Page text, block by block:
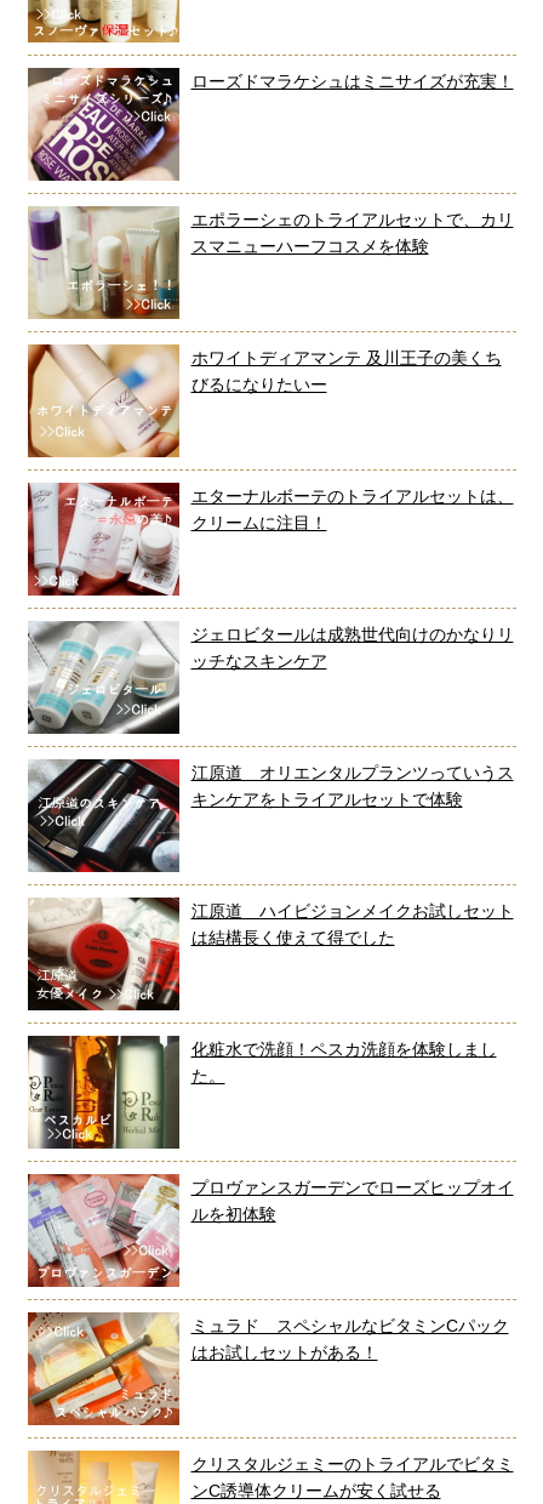
ローズドマラケシュはミニサイズが充実！
エポラーシェのトライアルセットで、カリ
スマニューハーフコスメを体験
ホワイトディアマンテ 及川王子の美くち
びるになりたいー
エターナルボーテのトライアルセットは、
クリームに注目！
ジェロビタールは成熟世代向けのかなりリ
ッチなスキンケア
江原道 オリエンタルプランツっていうス
キンケアをトライアルセットで体験
江原道 ハイビジョンメイクお試しセット
は結構長く使えて得でした
化粧水で洗顔！ペスカ洗顔を体験しまし
た。
プロヴァンスガーデンでローズヒップオイ
ルを初体験
ミュラド スペシャルなビタミンCパック
はお試しセットがある！
クリスタルジェミーのトライアルでビタミ
ンC誘導体クリームが安く試せる